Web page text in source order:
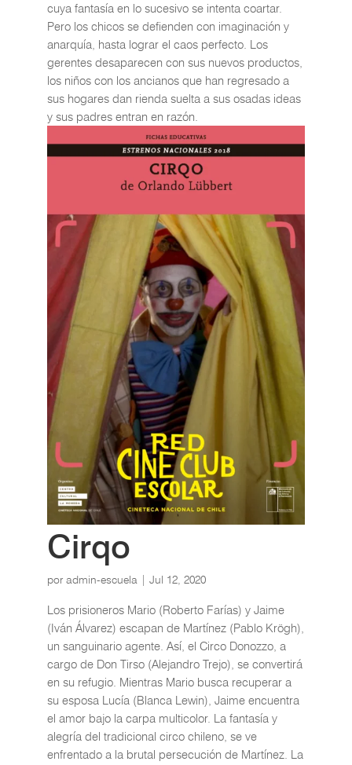
cuya fantasía en lo sucesivo se intenta coartar.
Pero los chicos se defienden con imaginación y
anarquía, hasta lograr el caos perfecto. Los
gerentes desaparecen con sus nuevos productos,
los niños con los ancianos que han regresado a
sus hogares dan rienda suelta a sus osadas ideas
y sus padres entran en razón.
Cirqo
por admin-escuela Jul 12, 2020
Los prisioneros Mario (Roberto Farías) y Jaime
(Iván Álvarez) escapan de Martínez (Pablo Krögh),
un sanguinario agente. Así, el Circo Donozzo, a
cargo de Don Tirso (Alejandro Trejo), se convertirá
en su refugio. Mientras Mario busca recuperar a
su esposa Lucía (Blanca Lewin), Jaime encuentra
el amor bajo la carpa multicolor. La fantasía y
alegría del tradicional circo chileno, se ve
enfrentado a la brutal persecución de Martínez. La